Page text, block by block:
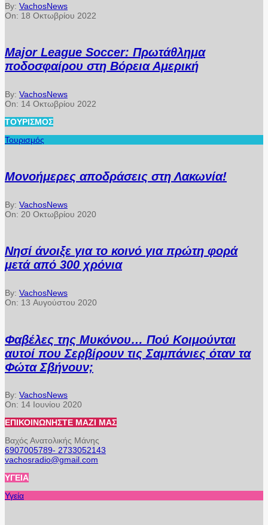
By: VachosNews
On: 18 Οκτωβρίου 2022
Major League Soccer: Πρωτάθλημα
ποδοσφαίρου στη Βόρεια Αμερική
By: VachosNews
On: 14 Οκτωβρίου 2022
ΤΟΥΡΙΣΜΌΣ
Τουρισμός
Μονοήμερες αποδράσεις στη Λακωνία!
By: VachosNews
On: 20 Οκτωβρίου 2020
Νησί άνοιξε για το κοινό για πρώτη φορά
μετά από 300 χρόνια
By: VachosNews
On: 13 Αυγούστου 2020
Φαβέλες της Μυκόνου… Πού Κοιμούνται
αυτοί που Σερβίρουν τις Σαμπάνιες όταν τα
Φώτα Σβήνουν;
By: VachosNews
On: 14 Ιουνίου 2020
ΕΠΙΚΟΙΝΩΝΉΣΤΕ ΜΑΖΊ ΜΑΣ
Βαχός Ανατολικής Μάνης
6907005789- 2733052143
vachosradio@gmail.com
ΥΓΕΊΑ
Υγεία